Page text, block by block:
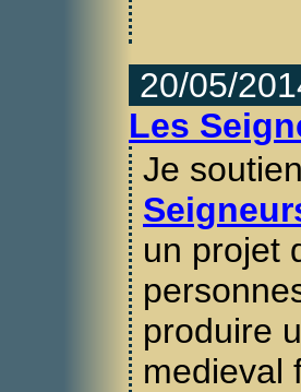
20/05/
Les
Je
un projet
produire
medieval